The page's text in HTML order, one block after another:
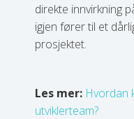
direkte innvirkning
igjen fører til et
prosjektet.
Les mer: Hvordan
utviklerteam?